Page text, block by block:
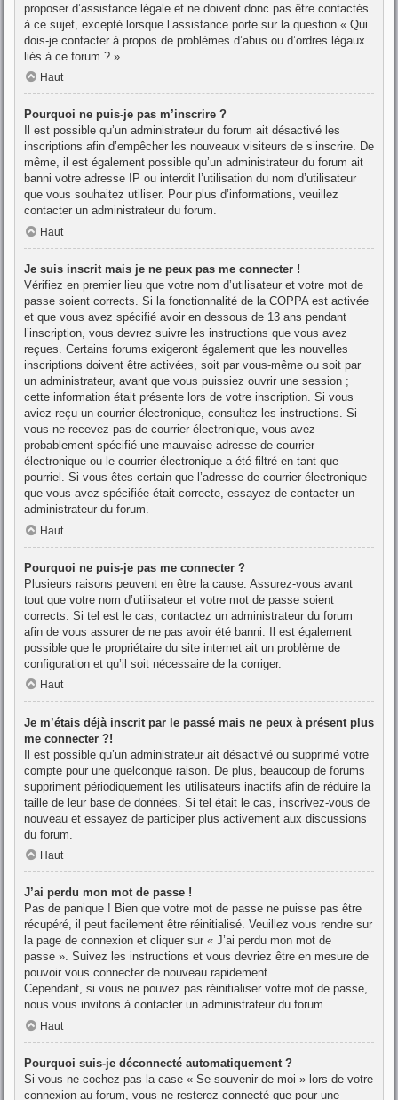
proposer d’assistance légale et ne doivent donc pas être contactés
à ce sujet, excepté lorsque l’assistance porte sur la question « Qui
dois-je contacter à propos de problèmes d’abus ou d’ordres légaux
liés à ce forum ? ».
Haut
Pourquoi ne puis-je pas m’inscrire ?
Il est possible qu’un administrateur du forum ait désactivé les
inscriptions afin d’empêcher les nouveaux visiteurs de s’inscrire. De
même, il est également possible qu’un administrateur du forum ait
banni votre adresse IP ou interdit l’utilisation du nom d’utilisateur
que vous souhaitez utiliser. Pour plus d’informations, veuillez
contacter un administrateur du forum.
Haut
Je suis inscrit mais je ne peux pas me connecter !
Vérifiez en premier lieu que votre nom d’utilisateur et votre mot de
passe soient corrects. Si la fonctionnalité de la COPPA est activée
et que vous avez spécifié avoir en dessous de 13 ans pendant
l’inscription, vous devrez suivre les instructions que vous avez
reçues. Certains forums exigeront également que les nouvelles
inscriptions doivent être activées, soit par vous-même ou soit par
un administrateur, avant que vous puissiez ouvrir une session ;
cette information était présente lors de votre inscription. Si vous
aviez reçu un courrier électronique, consultez les instructions. Si
vous ne recevez pas de courrier électronique, vous avez
probablement spécifié une mauvaise adresse de courrier
électronique ou le courrier électronique a été filtré en tant que
pourriel. Si vous êtes certain que l’adresse de courrier électronique
que vous avez spécifiée était correcte, essayez de contacter un
administrateur du forum.
Haut
Pourquoi ne puis-je pas me connecter ?
Plusieurs raisons peuvent en être la cause. Assurez-vous avant
tout que votre nom d’utilisateur et votre mot de passe soient
corrects. Si tel est le cas, contactez un administrateur du forum
afin de vous assurer de ne pas avoir été banni. Il est également
possible que le propriétaire du site internet ait un problème de
configuration et qu’il soit nécessaire de la corriger.
Haut
Je m’étais déjà inscrit par le passé mais ne peux à présent plus
me connecter ?!
Il est possible qu’un administrateur ait désactivé ou supprimé votre
compte pour une quelconque raison. De plus, beaucoup de forums
suppriment périodiquement les utilisateurs inactifs afin de réduire la
taille de leur base de données. Si tel était le cas, inscrivez-vous de
nouveau et essayez de participer plus activement aux discussions
du forum.
Haut
J’ai perdu mon mot de passe !
Pas de panique ! Bien que votre mot de passe ne puisse pas être
récupéré, il peut facilement être réinitialisé. Veuillez vous rendre sur
la page de connexion et cliquer sur « J’ai perdu mon mot de
passe ». Suivez les instructions et vous devriez être en mesure de
pouvoir vous connecter de nouveau rapidement.
Cependant, si vous ne pouvez pas réinitialiser votre mot de passe,
nous vous invitons à contacter un administrateur du forum.
Haut
Pourquoi suis-je déconnecté automatiquement ?
Si vous ne cochez pas la case « Se souvenir de moi » lors de votre
connexion au forum, vous ne resterez connecté que pour une